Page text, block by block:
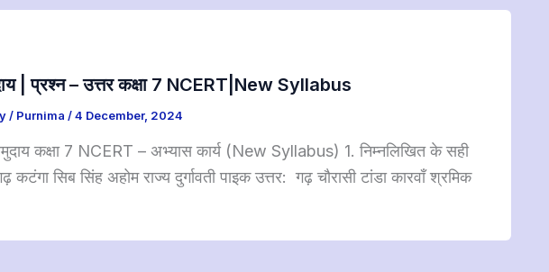
| प्रश्न – उत्तर कक्षा 7 NCERT|New Syllabus
/ Purnima /4 December, 2024
कक्षा 7 NCERT – अभ्यास कार्य (New Syllabus) 1. निम्नलिखित के सही
सिब सिंह अहोम राज्य दुर्गावती पाइक उत्तर: गढ़ चौरासी टांडा कारवाँ श्रमिक